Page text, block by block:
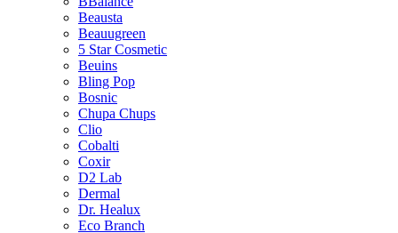
Beausta
Beauugreen
5 Star Cosmetic
Beuins
Bling Pop
Bosnic
Chupa Chups
Clio
Cobalti
Coxir
D2 Lab
Dermal
Dr. Healux
Eco Branch